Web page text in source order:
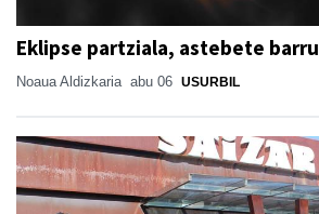
Eklipse partziala, astebete barru
Noaua Aldizkaria abu 06 USURBIL